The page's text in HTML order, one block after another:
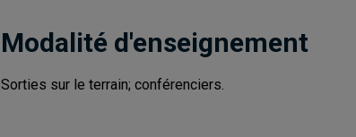
Modalité d'enseignement
Sorties sur le terrain; conférenciers.